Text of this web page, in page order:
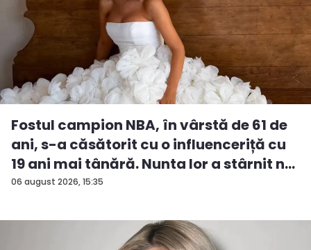
06 august 2026, 15:35
Fostul campion NBA, în vârstă de 61 de
ani, s-a căsătorit cu o influenceriță cu
19 ani mai tânără. Nunta lor a stârnit n...